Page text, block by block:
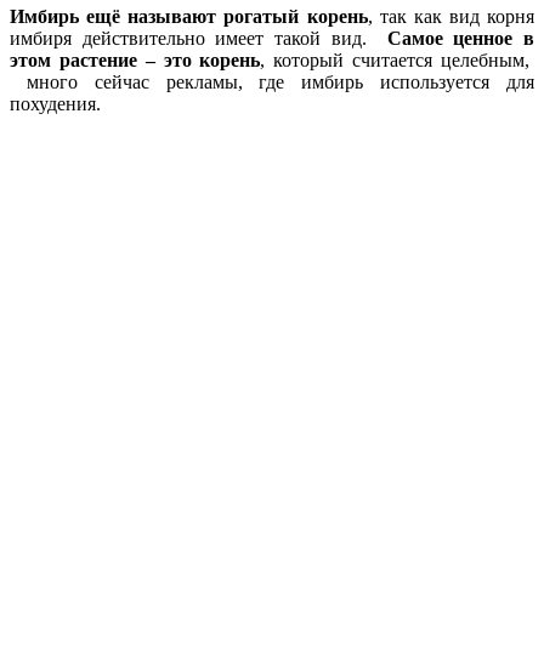
Имбирь ещё называют рогатый корень, так как вид корня
имбиря действительно имеет такой вид. Самое ценное в
этом растение – это корень, который считается целебным,
много сейчас рекламы, где имбирь используется для
похудения.